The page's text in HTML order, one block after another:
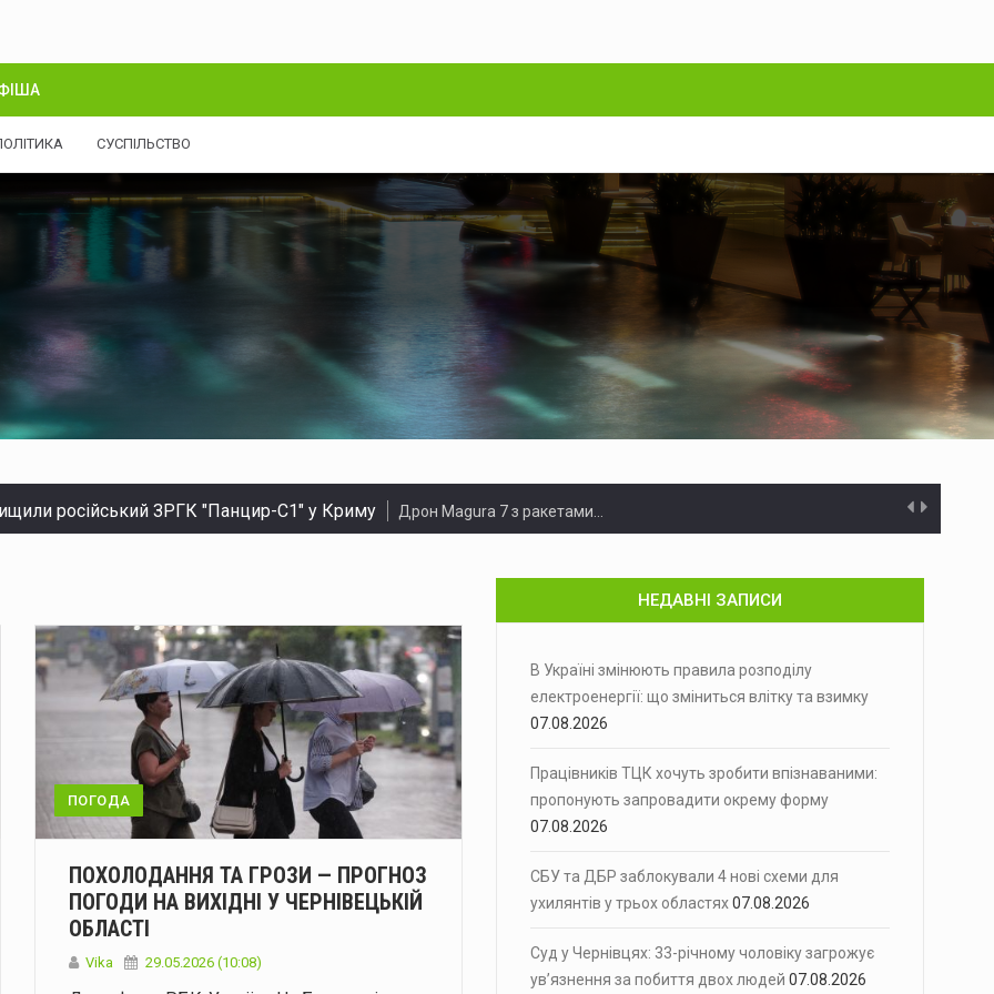
СУСПІЛЬСТВО
російський ЗРГК "Панцир-С1" у Криму Дрон Magura 7 з ракетами…
з полеглим воїном Тарасом Скінтеєм Буковина сьогодні віддає останню шану…
розподілу електроенергії: що зміниться влітку та взимку Кабінет Міністрів запровадив нову систему…
прогноз погоди на Буковині 8 серпня Синоптики попереджають про мінливу погоду…
впізнаваними: пропонують запровадити окрему форму Урядовців просять затвердити нове екіпірування…
чоловіку загрожує ув'язнення за побиття двох людей У Чернівцях перед судом постане…
У Чернівецькому районі вогонь вщент…
ПОГОДА
ПОХОЛОДАННЯ ТА ГРОЗИ — ПРОГНОЗ
ПОГОДИ НА ВИХІДНІ У ЧЕРНІВЕЦЬКІЙ
ОБЛАСТІ
Vika 29.05.2026 (10:08)
НЕДАВНІ ЗАПИСИ
В Україні змінюють правила розподілу
електроенергії: що зміниться влітку та взимку
07.08.2026
Працівників ТЦК хочуть зробити впізнаваними:
пропонують запровадити окрему форму
07.08.2026
СБУ та ДБР заблокували 4 нові схеми для
ухилянтів у трьох областях07.08.2026
Суд у Чернівцях: 33-річному чоловіку загрожує
ув’язнення за побиття двох людей 07.08.2026